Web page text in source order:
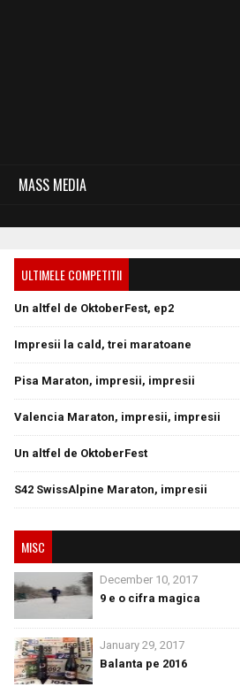
MASS MEDIA
ULTIMELE COMPETITII
Un altfel de OktoberFest, ep2
Impresii la cald, trei maratoane
Pisa Maraton, impresii, impresii
Valencia Maraton, impresii, impresii
Un altfel de OktoberFest
S42 SwissAlpine Maraton, impresii
MISC
December 10, 2017
9 e o cifra magica
January 29, 2017
Balanta pe 2016